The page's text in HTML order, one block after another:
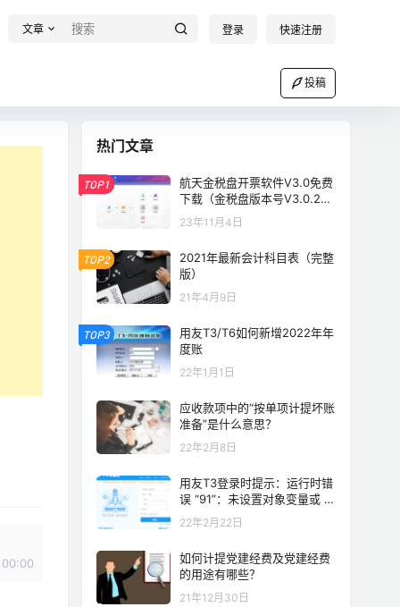
文章 登录 快速注册
投稿
00:00
热门文章
TOP1
航天金税盘开票软件V3.0免费
下载（金税盘版本号V3.0.202
30531）
23年11月4日
TOP2
2021年最新会计科目表（完整
版）
21年4月9日
TOP3
用友T3/T6如何新增2022年年
度账
22年1月1日
应收款项中的“按单项计提坏账
准备”是什么意思？
22年2月8日
用友T3登录时提示：运行时错
误 “91”：未设置对象变量或 W
ith block 块变量 解决方案
22年2月22日
如何计提党建经费及党建经费
的用途有哪些？
21年12月30日